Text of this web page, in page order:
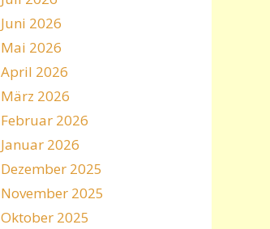
Juni 2026
Mai 2026
April 2026
März 2026
Februar 2026
Januar 2026
Dezember 2025
November 2025
Oktober 2025